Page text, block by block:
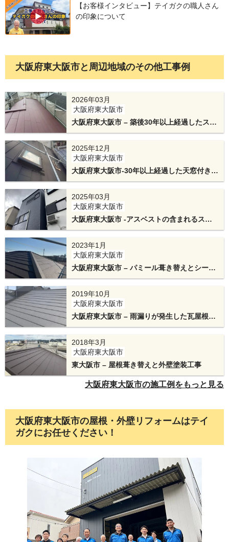
いきます。今回使用する金属屋根は、アイジー工
業のスーパーガルテクトです。断熱材一体型の屋
根材で、断熱性、遮音性に優れた屋根材です。既
存屋根に天窓がある場合には天窓周囲の板金も交
換致します。しかし、天窓は屋根の中でも弱点に
なりやすい為、撤去、天窓カバーを推奨しており
ます。
金属屋根を敷設後、棟板金を施工していきます。
棟板金の下地には、通常木材を使用しますが、木
材の場合、経年劣化で腐食し、最悪の場合、強風
により棟板金が飛ばされる恐れもあります。その
ミの金属下地(エスヌキ)を使用します。アルミの
為、高耐久の下地で仕上げることが可能です。
【お客様インタビュー】テイガクの職人さん
の印象について
大阪府東大阪市と周辺地域のその他工事例
2026年03月
大阪府東大阪市
大阪府東大阪市 – 築後30年以上経過したスレ
ート屋根をアイジー工業のスーパーガルテク
トでカバー工法と既存天窓撤去したリフォー
ム工事
2025年12月
大阪府東大阪市
大阪府東大阪市-30年以上経過した天窓付き急
勾配屋根をスーパーガルテクトでカバー工法
2025年03月
大阪府東大阪市
大阪府東大阪市 -アスベストの含まれるスレ
ート屋根をカバー工法と直貼り窯業サイディ
ングをカバー工法と外壁塗装
2023年1月
大阪府東大阪市
大阪府東大阪市 – パミール葺き替えとシーリ
ング交換
2019年10月
大阪府東大阪市
大阪府東大阪市 – 雨漏りが発生した瓦屋根
（土葺き）の葺き替えリフォーム
2018年3月
大阪府東大阪市
東大阪市 – 屋根葺き替えと外壁塗装工事
大阪府東大阪市の施工例をもっと見る
大阪府東大阪市の屋根・外壁リフォームはテイ
ガクにお任せください！